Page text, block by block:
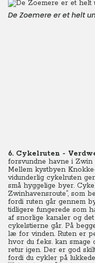
De Zoemere er et helt
6. Cykelruten -
forsvundne havne i Zwin
Mellem kystbyen
vidunderlig cykelruten
små hyggelige byer.
Zwinhavensroute”, som
fordi ruten går gennem
tidligere fungerede som
af snorlige kanaler og
cykelstierne går. På
læ for vinden. Ruten er
hvor du f.eks. kan
retur igen. Der er god
fordi du cykler på